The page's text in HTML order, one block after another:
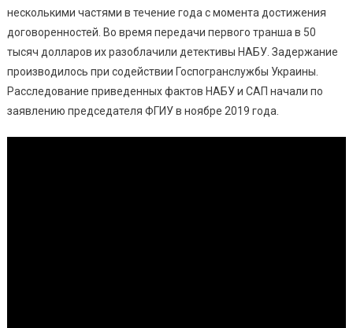
несколькими частями в течение года с момента достижения
договоренностей. Во время передачи первого транша в 50
тысяч долларов их разоблачили детективы НАБУ. Задержание
производилось при содействии Госпогранслужбы Украины.
Расследование приведенных фактов НАБУ и САП начали по
заявлению председателя ФГИУ в ноябре 2019 года.